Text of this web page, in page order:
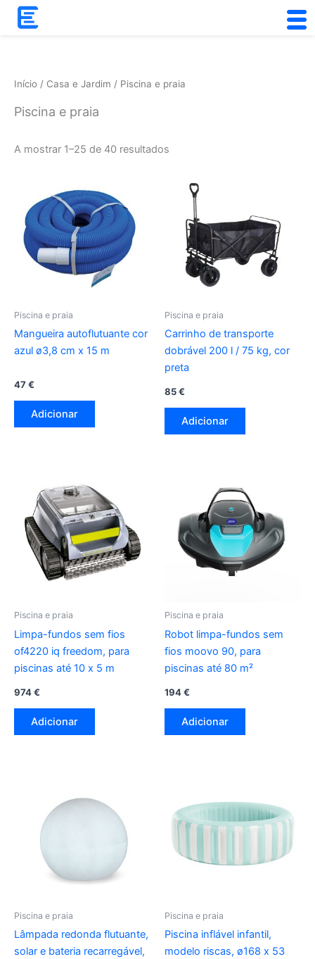
Skip
Início / Casa e Jardim / Piscina e praia
Piscina e praia
A mostrar 1–25 de 40 resultados
Piscina e praia
Mangueira autoflutuante cor
azul ø3,8 cm x 15 m
47€
Adicionar
Piscina e praia
Carrinho de transporte
dobrável 200 l / 75 kg, cor
preta
85€
Adicionar
Piscina e praia
Limpa-fundos sem fios
of4220 iq freedom, para
piscinas até 10 x 5 m
974€
Adicionar
Piscina e praia
Robot limpa-fundos sem
fios moovo 90, para
piscinas até 80 m²
194€
Adicionar
Piscina e praia
Lâmpada redonda flutuante,
solar e bateria recarregável,
Piscina e praia
Piscina inflável infantil,
modelo riscas, ø168 x 53